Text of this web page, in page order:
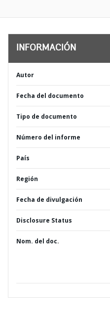
INFORMACIÓN
Autor
Fecha del documento
Tipo de documento
Número del informe
País
Región
Fecha de divulgación
Disclosure Status
Nom. del doc.